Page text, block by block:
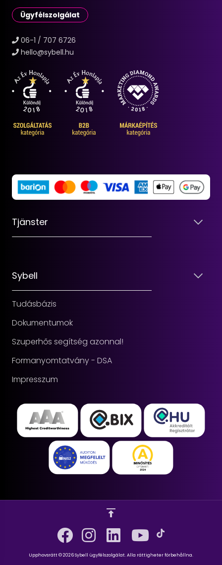
Ügyfélszolgálat
06-1 / 707 6726
hello@sybell.hu
Tjänster
Sybell
Tudásbázis
Dokumentumok
Szuperhős segítség azonnal!
Formanyomtatvány - DSA
Impresszum
Upphovsrätt © 2026 Sybell ügyfélszolgálat. Alla rättigheter förbehållna.